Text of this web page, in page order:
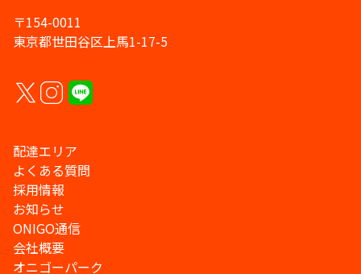
〒154-0011
東京都世田谷区上馬1-17-5
配達エリア
よくある質問
採用情報
お知らせ
ONIGO通信
会社概要
オニゴーパーク